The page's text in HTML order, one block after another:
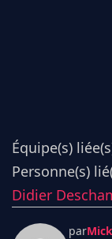
Équipe(s)
Personne(s)
Didier
par